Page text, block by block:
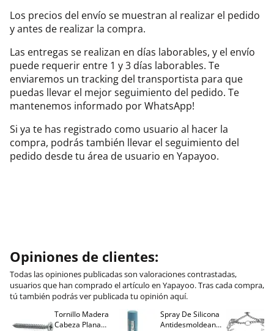
Los precios del envío se muestran al realizar el pedido
y antes de realizar la compra.
Las entregas se realizan en días laborables, y el envío
puede requerir entre 1 y 3 días laborables. Te
enviaremos un tracking del transportista para que
puedas llevar el mejor seguimiento del pedido. Te
mantenemos informado por WhatsApp!
Si ya te has registrado como usuario al hacer la
compra, podrás también llevar el seguimiento del
pedido desde tu área de usuario en Yapayoo.
Opiniones de clientes:
Todas las opiniones publicadas son valoraciones contrastadas,
usuarios que han comprado el artículo en Yapayoo. Tras cada compra,
tú también podrás ver publicada tu opinión aquí.
Tornillo Madera
Cabeza Plana
Spray De Silicona
Antidesmoldeante